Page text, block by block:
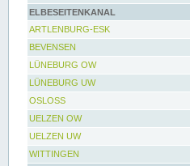
ELBESEITENKANAL
ARTLENBURG-ESK
BEVENSEN
LÜNEBURG OW
LÜNEBURG UW
OSLOSS
UELZEN OW
UELZEN UW
WITTINGEN